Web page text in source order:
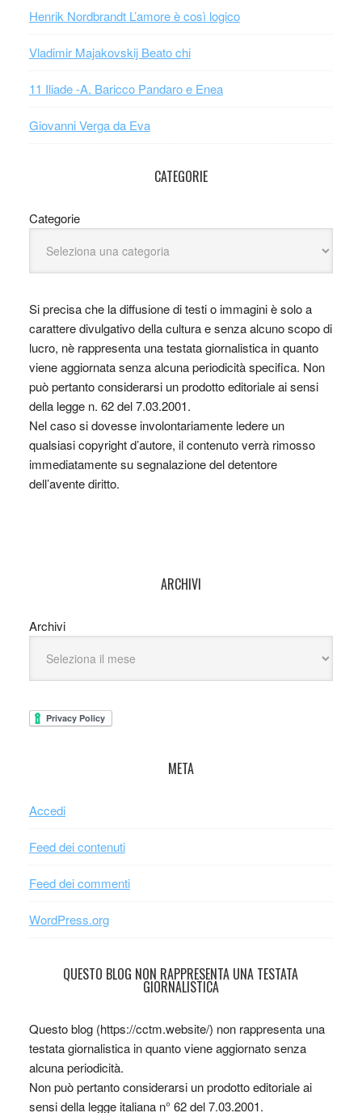
Henrik Nordbrandt L’amore è così logico
Vladimir Majakovskij Beato chi
11 Iliade -A. Baricco Pandaro e Enea
Giovanni Verga da Eva
CATEGORIE
Categorie
Si precisa che la diffusione di testi o immagini è solo a
carattere divulgativo della cultura e senza alcuno scopo di
lucro, nè rappresenta una testata giornalistica in quanto
viene aggiornata senza alcuna periodicità specifica. Non
può pertanto considerarsi un prodotto editoriale ai sensi
della legge n. 62 del 7.03.2001.
Nel caso si dovesse involontariamente ledere un
qualsiasi copyright d’autore, il contenuto verrà rimosso
immediatamente su segnalazione del detentore
dell’avente diritto.
ARCHIVI
Archivi
META
Accedi
Feed dei contenuti
Feed dei commenti
WordPress.org
QUESTO BLOG NON RAPPRESENTA UNA TESTATA
GIORNALISTICA
Questo blog (https://cctm.website/) non rappresenta una
testata giornalistica in quanto viene aggiornato senza
alcuna periodicità.
Non può pertanto considerarsi un prodotto editoriale ai
sensi della legge italiana n° 62 del 7.03.2001.